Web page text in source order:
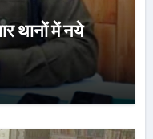
थानों में नये